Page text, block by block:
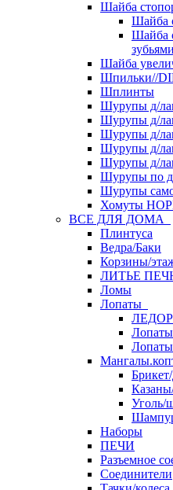
Шайба
Шайба
Шайба
зубьями
Шайба
Шпильки//
Шплинты
Шурупы д/
Шурупы д/
Шурупы д/
Шурупы д/
Шурупы д/
Шурупы по
Шурупы
Хомуты
ВСЕ ДЛЯ ДОМА
Плинтуса
Ведра/Баки
Корзины/
ЛИТЬЕ
Ломы
Лопаты
Уголь/
Наборы
ПЕЧИ
Разъемное
Соединители